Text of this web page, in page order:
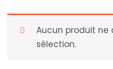
Aucun produit ne
sélection.